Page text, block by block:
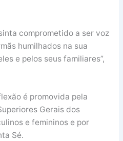
comprometido a ser voz
humilhados na sua
e pelos seus familiares”,
é promovida pela
Gerais dos
e femininos e por
Sé.